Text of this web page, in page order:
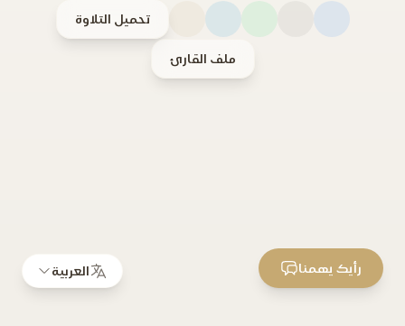
تحميل التلاوة
ملف القارئ
العربية رأيك يهمنا